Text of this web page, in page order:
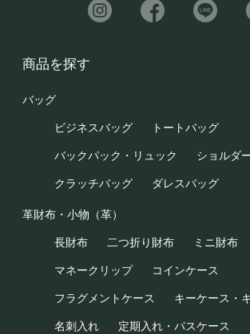
商品を探す
バッグ
ビジネスバッグ トートバッグ
バックパック・リュック ショルダ
クラッチバッグ ダレスバッグ
革財布・小物（革）
長財布 二つ折り財布 ミニ財布
マネークリップ コインケース
フラグメントケース キーケース・
名刺入れ 定期入れ・パスケース